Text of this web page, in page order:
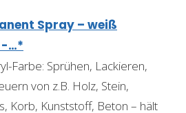
Spray – weiß
-…*
Farbe: Sprühen, Lackieren,
von z.B. Holz, Stein,
Korb, Kunststoff, Beton – hält